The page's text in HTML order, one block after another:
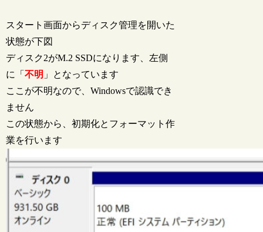
スタート画面からディスク管理を開いた
状態が下図
ディスク2がM.2 SSDになります、左側
に「不明 」となっています
ここが不明なので、Windowsで認識でき
ません
この状態から、初期化とフォーマット作
業を行います